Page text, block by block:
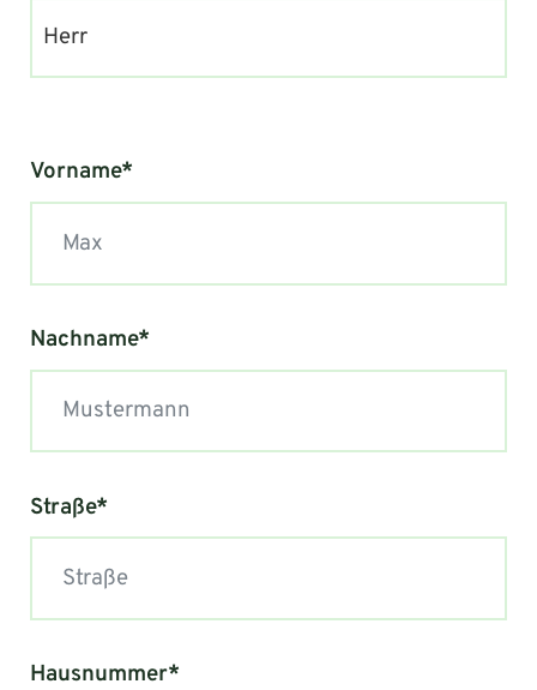
Herr
Vorname*
Nachname*
Straße*
Hausnummer*